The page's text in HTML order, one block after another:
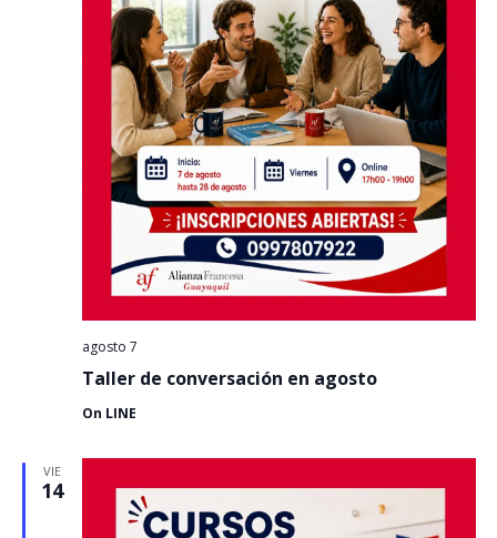
Taller de conversación en agosto
agosto 7
On LINE
VIE
14